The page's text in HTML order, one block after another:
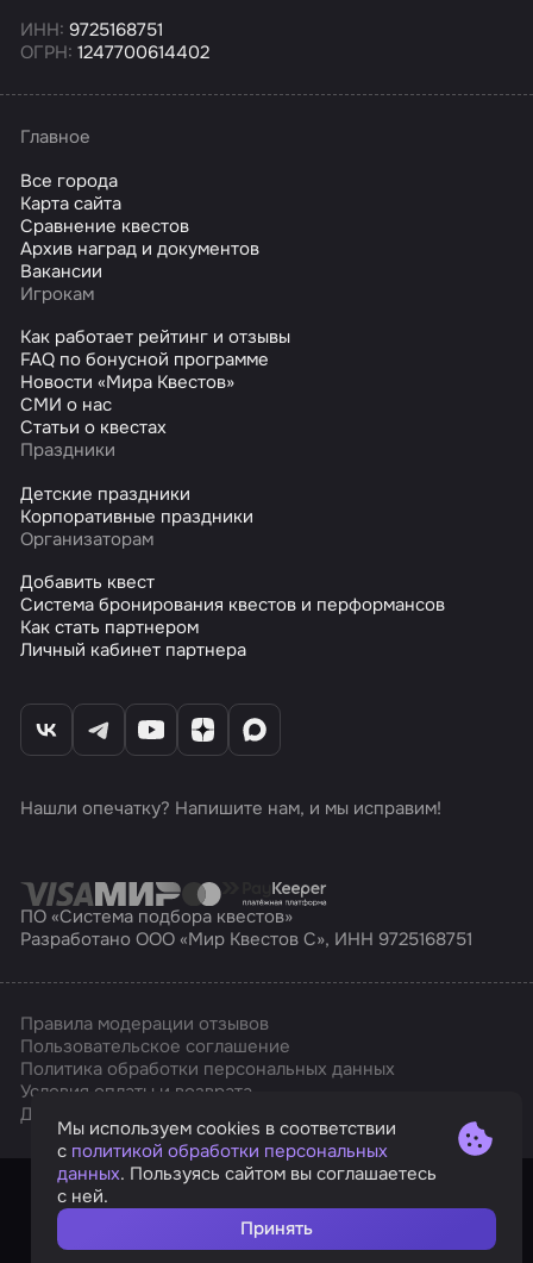
ИНН: 9725168751
ОГРН: 1247700614402
Главное
Все города
Карта сайта
Сравнение квестов
Архив наград и документов
Вакансии
Игрокам
Как работает рейтинг и отзывы
FAQ по бонусной программе
Новости «Мира Квестов»
СМИ о нас
Статьи о квестах
Праздники
Детские праздники
Корпоративные праздники
Организаторам
Добавить квест
Система бронирования квестов и перформансов
Как стать партнером
Личный кабинет партнера
Нашли опечатку? Напишите нам, и мы исправим!
ПО «Система подбора квестов»
Разработано ООО «Мир Квестов С», ИНН 9725168751
Правила модерации отзывов
Пользовательское соглашение
Политика обработки персональных данных
Условия оплаты и возврата
Дизайн
Мы используем cookies в соответствии
с политикой обработки персональных
данных. Пользуясь сайтом вы соглашаетесь
с ней.
Принять